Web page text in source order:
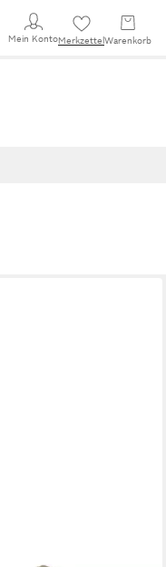
Mein KontoMerkzettel Warenkorb